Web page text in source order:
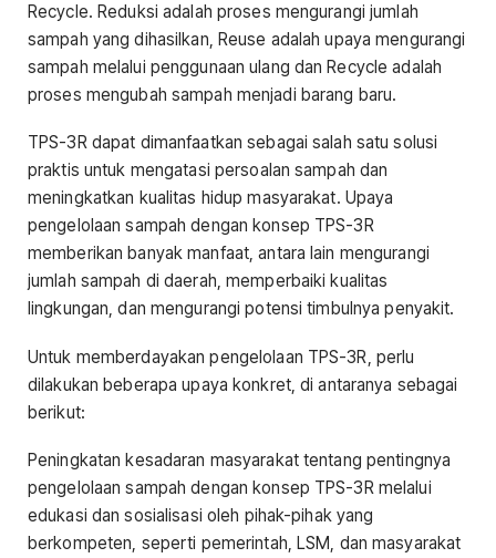
Recycle. Reduksi adalah proses mengurangi jumlah
sampah yang dihasilkan, Reuse adalah upaya mengurangi
sampah melalui penggunaan ulang dan Recycle adalah
proses mengubah sampah menjadi barang baru.
TPS-3R dapat dimanfaatkan sebagai salah satu solusi
praktis untuk mengatasi persoalan sampah dan
meningkatkan kualitas hidup masyarakat. Upaya
pengelolaan sampah dengan konsep TPS-3R
memberikan banyak manfaat, antara lain mengurangi
jumlah sampah di daerah, memperbaiki kualitas
lingkungan, dan mengurangi potensi timbulnya penyakit.
Untuk memberdayakan pengelolaan TPS-3R, perlu
dilakukan beberapa upaya konkret, di antaranya sebagai
berikut:
Peningkatan kesadaran masyarakat tentang pentingnya
pengelolaan sampah dengan konsep TPS-3R melalui
edukasi dan sosialisasi oleh pihak-pihak yang
berkompeten, seperti pemerintah, LSM, dan masyarakat